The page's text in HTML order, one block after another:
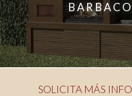
SOLICITA MÁS